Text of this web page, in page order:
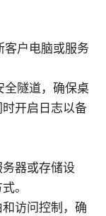
客户电脑或服务
隧道，确保桌
开启日志以备
器或存储设
。
访问控制，确